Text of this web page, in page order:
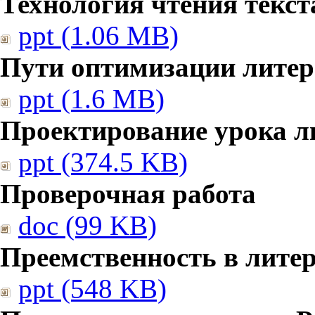
ppt (1.06 MB)
Пути оптимизации
ppt (1.6 MB)
Проектирование урока
ppt (374.5 KB)
Проверочная работа
doc (99 KB)
Преемственность в
ppt (548 KB)